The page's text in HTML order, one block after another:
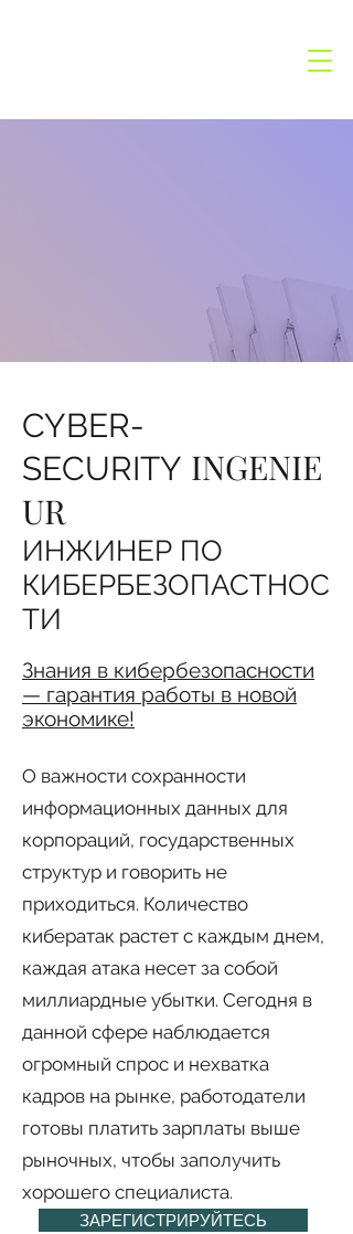
CYBER-
SECURITY INGENIE
UR
ИНЖИНЕР ПО
КИБЕРБЕЗОПАСТНОС
ТИ
Знания в кибербезопасности
— гарантия работы в новой
экономике!
О важности сохранности
информационных данных для
корпораций, государственных
структур и говорить не
приходиться. Количество
кибератак растет с каждым днем,
каждая атака несет за собой
миллиардные убытки. Сегодня в
данной сфере наблюдается
огромный спрос и нехватка
кадров на рынке, работодатели
готовы платить зарплаты выше
рыночных, чтобы заполучить
хорошего специалиста.
ЗАРЕГИСТРИРУЙТЕСЬ